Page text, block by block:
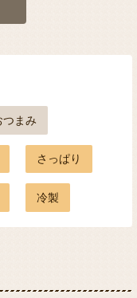
つまみ
さっぱり
冷製